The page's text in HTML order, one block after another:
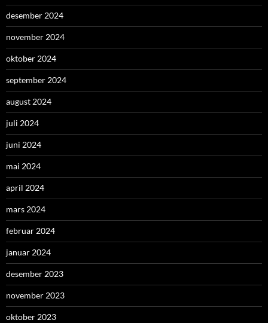
desember 2024
november 2024
oktober 2024
september 2024
august 2024
juli 2024
juni 2024
mai 2024
april 2024
mars 2024
februar 2024
januar 2024
desember 2023
november 2023
oktober 2023